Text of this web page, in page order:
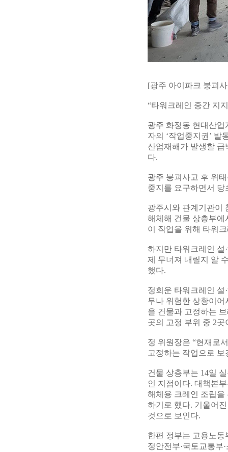
[광주 아이파크 붕괴
“타워크레인 중간 지
광주 화정동 현대산업
자의 ‘작업중지권’ 발
산업재해가 발생할
다.
광주 붕괴사고 후 위
중지를 요구하면서
광주시와 관계기관이
해체해 건물 상층부에
이 작업을 위해 타워
하지만 타워크레인 설
제 무너져 내릴지 알
했다.
정회운 타워크레인 설
무나 위험한 상황이
을 건물과 고정하는
곳의 고정 부위 중 2
정 위원장은 “현재로
고정하는 작업으로
건물 상층부는 14일
인 지점이다. 대책본
해체용 크레인 조립을
하기로 했다. 기울어
것으로 보인다.
한편 정부는 고용노
정안전부·국토교통부